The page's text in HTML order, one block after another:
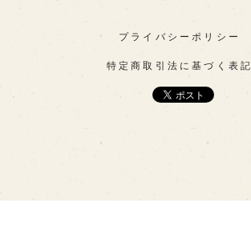
プライバシーポリシー
特定商取引法に基づく表記